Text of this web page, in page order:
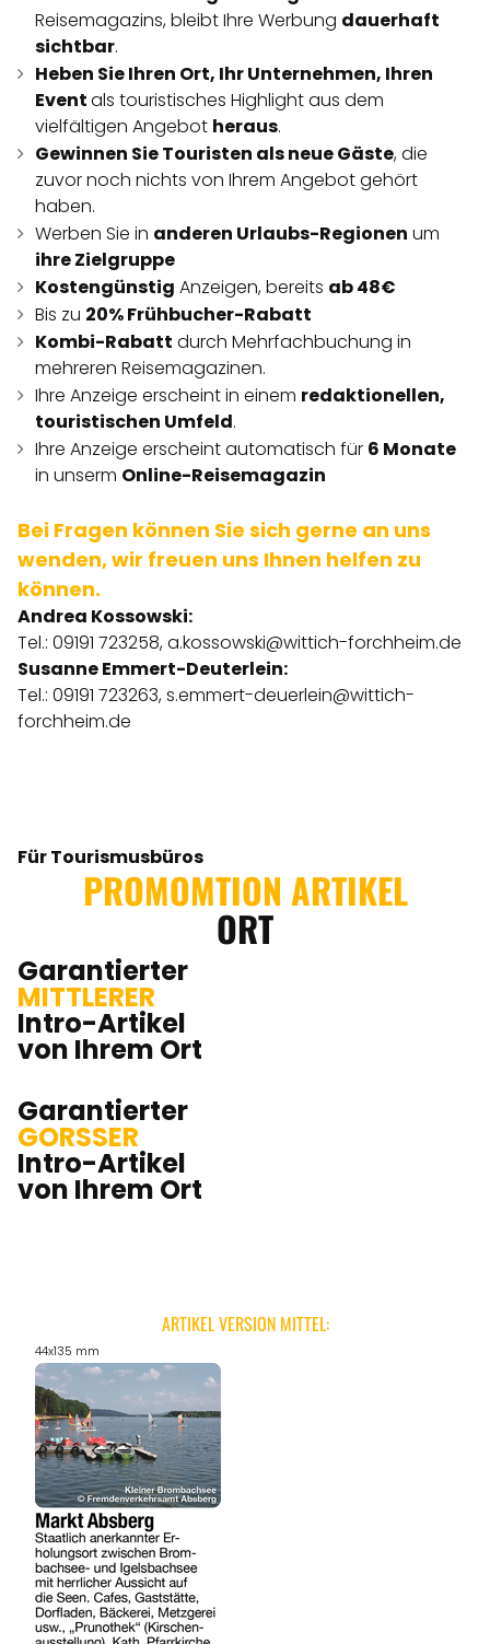
Reisemagazins, bleibt Ihre Werbung dauerhaft
sichtbar.
Heben Sie Ihren Ort, Ihr Unternehmen, Ihren
Eventals touristisches Highlight aus dem
vielfältigen Angebot heraus.
Gewinnen Sie Touristen als neue Gäste, die
zuvor noch nichts von Ihrem Angebot gehört
haben.
Werben Sie in anderen Urlaubs-Regionen um
ihre Zielgruppe
Kostengünstig Anzeigen, bereits ab 48€
Bis zu 20% Frühbucher-Rabatt
Kombi-Rabatt durch Mehrfachbuchung in
mehreren Reisemagazinen.
Ihre Anzeige erscheint in einem redaktionellen,
touristischen Umfeld.
Ihre Anzeige erscheint automatisch für 6 Monate
in unserm Online-Reisemagazin
Bei Fragen können Sie sich gerne an uns
wenden, wir freuen uns Ihnen helfen zu
können.
Andrea Kossowski:
Tel.: 09191 723258,a.kossowski@wittich-forchheim.de
Susanne Emmert-Deuterlein:
Tel.: 09191 723263,s.emmert-deuerlein@wittich-
forchheim.de
Für Tourismusbüros
PROMOMTION ARTIKEL
ORT
Garantierter
MITTLERER
Intro-Artikel
von Ihrem Ort
Garantierter
GORSSER
Intro-Artikel
von Ihrem Ort
ARTIKEL VERSION MITTEL:
44x135 mm